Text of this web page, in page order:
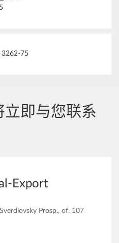
3262-75
即与您联系
Export
Prosp., of. 107